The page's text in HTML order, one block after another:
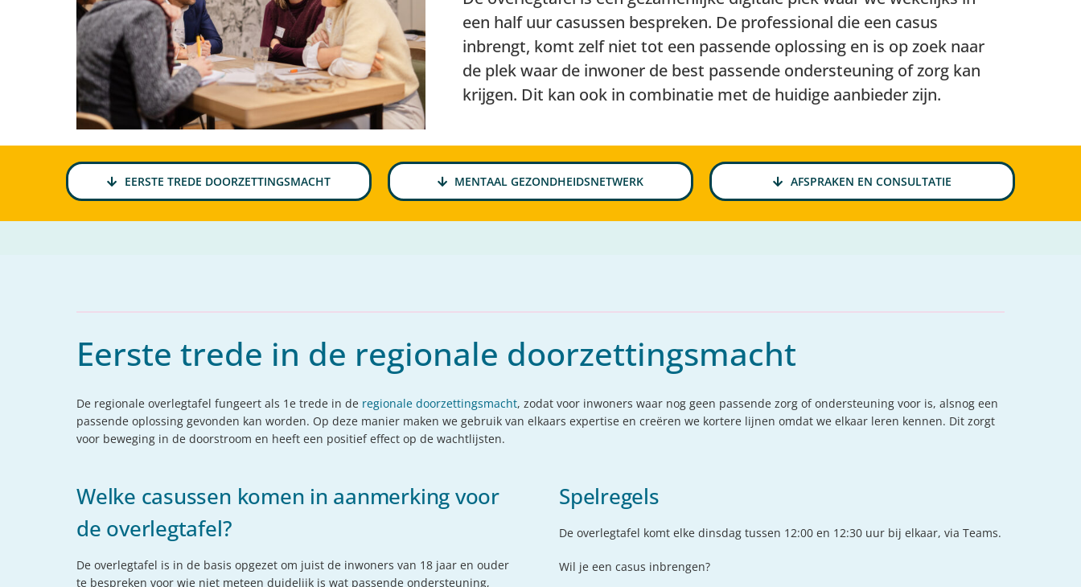
een half uur casussen bespreken. De professional die een casus
inbrengt, komt zelf niet tot een passende oplossing en is op zoek naar
de plek waar de inwoner de best passende ondersteuning of zorg kan
krijgen. Dit kan ook in combinatie met de huidige aanbieder zijn.
EERSTE TREDE DOORZETTINGSMACHT MENTAAL GEZONDHEIDSNETWERK AFSPRAKEN EN CONSULTATIE
Eerste trede in de regionale doorzettingsmacht
De regionale overlegtafel fungeert als 1e trede in de regionale doorzettingsmacht, zodat voor inwoners waar nog geen passende zorg of ondersteuning voor is, alsnog een
passende oplossing gevonden kan worden. Op deze manier maken we gebruik van elkaars expertise en creëren we kortere lijnen omdat we elkaar leren kennen. Dit zorgt
voor beweging in de doorstroom en heeft een positief effect op de wachtlijsten.
Welke casussen komen in aanmerking voor
de overlegtafel?
De overlegtafel is in de basis opgezet om juist de inwoners van 18 jaar en ouder
te bespreken voor wie niet meteen duidelijk is wat passende ondersteuning,
Spelregels
De overlegtafel komt elke dinsdag tussen 12:00 en 12:30 uur bij elkaar, via Teams.
Wil je een casus inbrengen?